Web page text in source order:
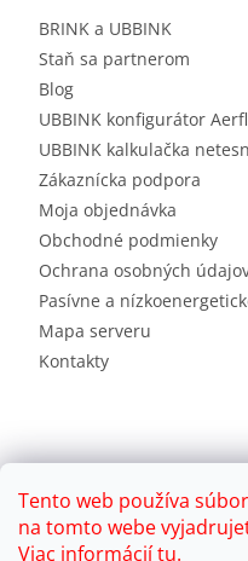
Tento web používa
na tomto webe
Viac informáciítu.
BRINK a UBBINK
Staň sa partnerom
Blog
UBBINK konfigurátor
UBBINK kalkulačka
Zákaznícka podpora
Moja objednávka
Obchodné podmienky
Ochrana osobných
Pasívne a
Mapa serveru
Kontakty